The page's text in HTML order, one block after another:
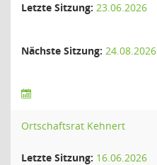
Letzte Sitzung: 23.06.2026
Nächste Sitzung: 24.08.2026
Ortschaftsrat Kehnert
Letzte Sitzung: 16.06.2026